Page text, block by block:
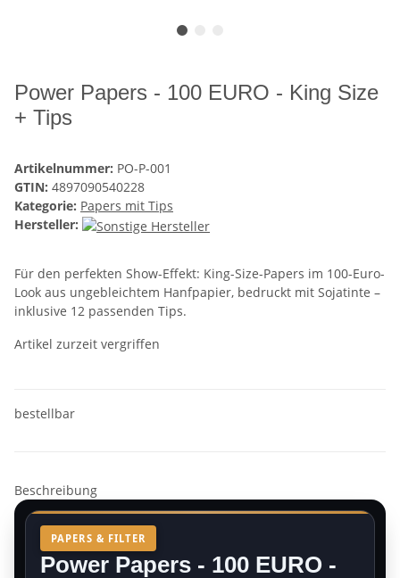
Power Papers - 100 EURO - King Size
+ Tips
Artikelnummer: PO-P-001
GTIN: 4897090540228
Kategorie: Papers mit Tips
Hersteller:
Für den perfekten Show-Effekt: King-Size-Papers im 100-Euro-
Look aus ungebleichtem Hanfpapier, bedruckt mit Sojatinte –
inklusive 12 passenden Tips.
Artikel zurzeit vergriffen
bestellbar
Beschreibung
PAPERS & FILTER
Power Papers - 100 EURO -